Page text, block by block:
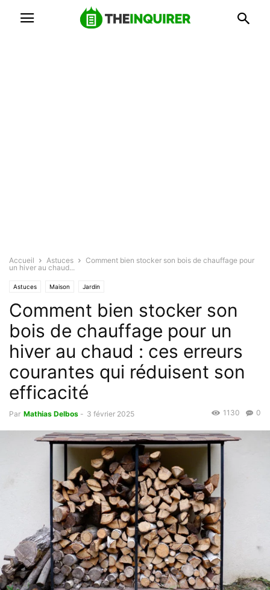
Accueil Astuces
Comment bien stocker son bois de chauffage pour
un hiver au chaud...
Astuces Maison Jardin
Comment bien stocker son
bois de chauffage pour un
hiver au chaud : ces erreurs
courantes qui réduisent son
efficacité
Par Mathias Delbos - 3 février 2025 0
1130